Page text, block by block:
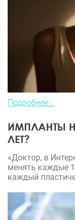
Подробнее...
ИМПЛАНТЫ
ЛЕТ?
«Доктор, в
менять каждые
каждый